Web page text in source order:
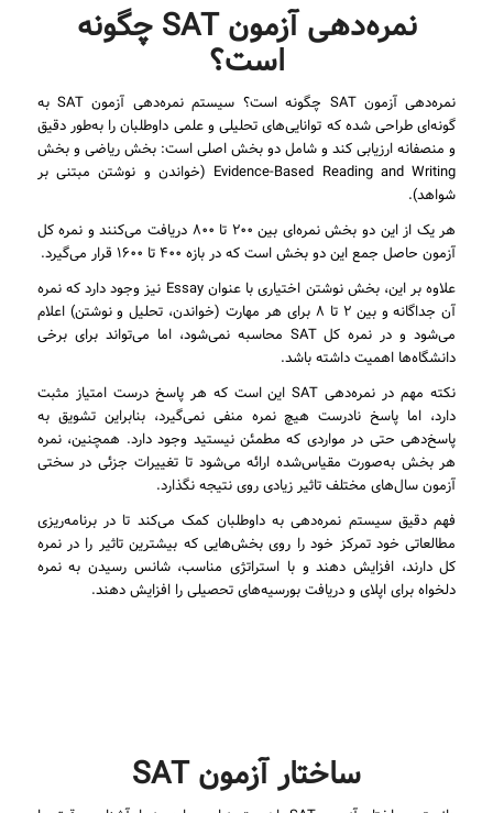
نمره‌دهی آزمون SAT چگونه
است؟
نمره‌دهی آزمون SAT چگونه است؟ سیستم نمره‌دهی آزمون SAT به
گونه‌ای طراحی شده که توانایی‌های تحلیلی و علمی داوطلبان را به‌طور دقیق
و منصفانه ارزیابی کند و شامل دو بخش اصلی است: بخش ریاضی و بخش
Evidence-Based Reading and Writing (خواندن و نوشتن مبتنی بر
شواهد).
هر یک از این دو بخش نمره‌ای بین ۲۰۰ تا ۸۰۰ دریافت می‌کنند و نمره کل
آزمون حاصل جمع این دو بخش است که در بازه ۴۰۰ تا ۱۶۰۰ قرار می‌گیرد.
علاوه بر این، بخش نوشتن اختیاری با عنوان Essay نیز وجود دارد که نمره
آن جداگانه و بین ۲ تا ۸ برای هر مهارت (خواندن، تحلیل و نوشتن) اعلام
می‌شود و در نمره کل SAT محاسبه نمی‌شود، اما می‌تواند برای برخی
دانشگاه‌ها اهمیت داشته باشد.
نکته مهم در نمره‌دهی SAT این است که هر پاسخ درست امتیاز مثبت
دارد، اما پاسخ نادرست هیچ نمره منفی نمی‌گیرد، بنابراین تشویق به
پاسخ‌دهی حتی در مواردی که مطمئن نیستید وجود دارد. همچنین، نمره
هر بخش به‌صورت مقیاس‌شده ارائه می‌شود تا تغییرات جزئی در سختی
آزمون سال‌های مختلف تاثیر زیادی روی نتیجه نگذارد.
فهم دقیق سیستم نمره‌دهی به داوطلبان کمک می‌کند تا در برنامه‌ریزی
مطالعاتی خود تمرکز خود را روی بخش‌هایی که بیشترین تاثیر را در نمره
کل دارند، افزایش دهند و با استراتژی مناسب، شانس رسیدن به نمره
دلخواه برای اپلای و دریافت بورسیه‌های تحصیلی را افزایش دهند.
ساختار آزمون SAT